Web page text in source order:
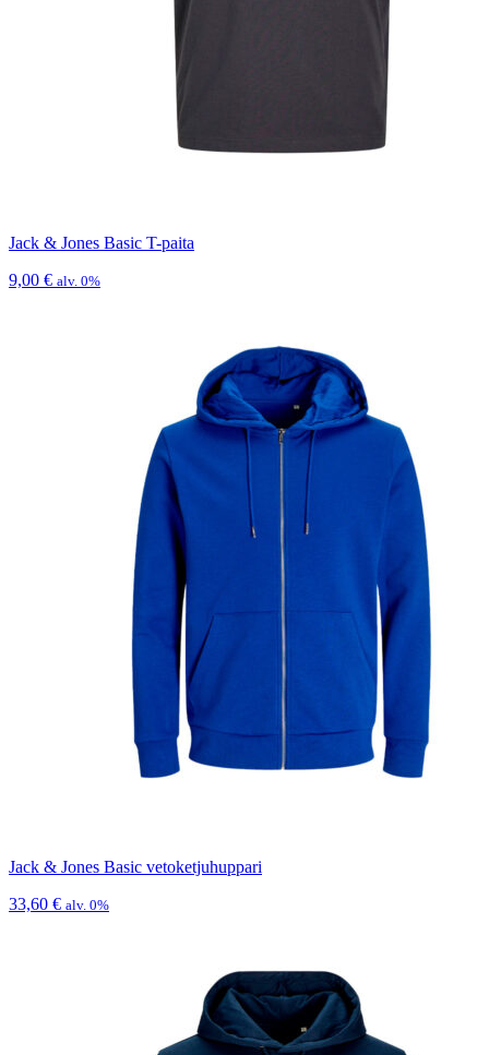
Jack & Jones Basic T-paita
9,00 € alv. 0%
Jack & Jones Basic vetoketjuhuppari
33,60 € alv. 0%